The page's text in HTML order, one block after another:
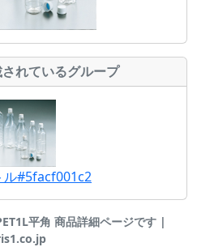
れているグループ
ル#5facf001c2
平角 商品詳細ページです |